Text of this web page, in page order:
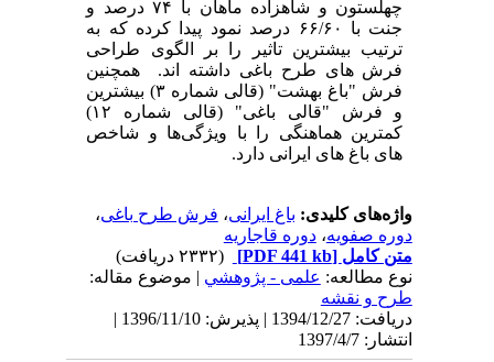
چهلستون و شاهزاده ماهان با ۷۴ درصد و
جنت با ۶۶/۶۰ درصد نمود پیدا کرده که به
ترتیب بیشترین تاثیر را بر الگوی طراحی
فرش های طرح باغی داشته اند. همچنین
فرش "باغ بهشت" (قالی شماره ۳) بیشترین
و فرش "قالی باغی" (قالی شماره ۱۲)
کمترین هماهنگی را با ویژگی‌ها و شاخص
های باغ های ایرانی دارد.
واژه‌های کلیدی:باغ ایرانی،فرش طرح باغی،
دوره صفویه،دوره قاجاریه
متن کامل[PDF 441 kb]
نوع مطالعه:علمی - پژوهشي| موضوع مقاله:
طرح و نقشه
دریافت: 1394/12/27 | پذیرش: 1396/11/10 |
انتشار: 1397/4/7